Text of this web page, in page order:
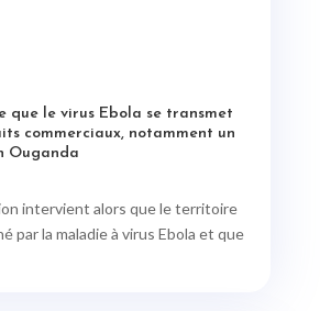
que le virus Ebola se transmet
commerciaux, notamment un
Ouganda
intervient alors que le territoire
par la maladie à virus Ebola et que